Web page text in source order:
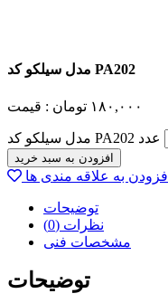
مدل سیلکو کد PA202
قیمت : ۱۸۰,۰۰۰ تومان
مدل سیلکو کد PA202 عدد
افزودن به سبد خرید
افزودن به علاقه مندی ها
توضیحات
نظرات (0)
مشخصات فنی
توضیحات